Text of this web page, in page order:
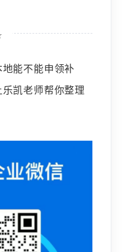
能不能申领补
乐凯老师帮你整理